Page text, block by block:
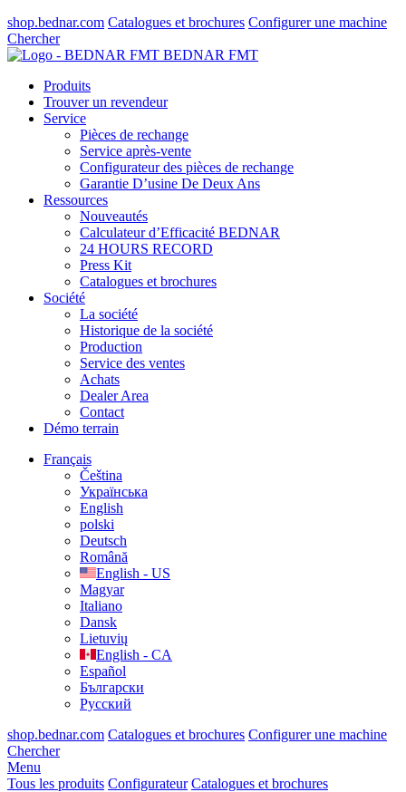
shop.bednar.com Catalogues et brochures Configurer une machine
Chercher
BEDNAR FMT
Produits
Trouver un revendeur
Service
Pièces de rechange
Service après-vente
Configurateur des pièces de rechange
Garantie D’usine De Deux Ans
Ressources
Nouveautés
Calculateur d’Efficacité BEDNAR
24 HOURS RECORD
Press Kit
Catalogues et brochures
Société
La société
Historique de la société
Production
Service des ventes
Achats
Dealer Area
Contact
Démo terrain
Français
Čeština
Українська
English
polski
Deutsch
Română
English - US
Magyar
Italiano
Dansk
Lietuvių
English - CA
Español
Български
Русский
shop.bednar.com Catalogues et brochures Configurer une machine
Chercher
Menu
Tous les produits Configurateur Catalogues et brochures